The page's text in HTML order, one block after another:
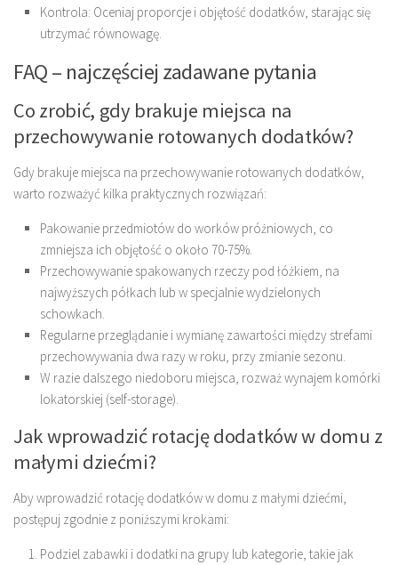
Kontrola: Oceniaj proporcje i objętość dodatków, starając się
utrzymać równowagę.
FAQ – najczęściej zadawane pytania
Co zrobić, gdy brakuje miejsca na
przechowywanie rotowanych dodatków?
Gdy brakuje miejsca na przechowywanie rotowanych dodatków,
warto rozważyć kilka praktycznych rozwiązań:
Pakowanie przedmiotów do worków próżniowych, co
zmniejsza ich objętość o około 70-75%.
Przechowywanie spakowanych rzeczy pod łóżkiem, na
najwyższych półkach lub w specjalnie wydzielonych
schowkach.
Regularne przeglądanie i wymianę zawartości między strefami
przechowywania dwa razy w roku, przy zmianie sezonu.
W razie dalszego niedoboru miejsca, rozważ wynajem komórki
lokatorskiej (self-storage).
Jak wprowadzić rotację dodatków w domu z
małymi dziećmi?
Aby wprowadzić rotację dodatków w domu z małymi dziećmi,
postępuj zgodnie z poniższymi krokami:
Podziel zabawki i dodatki na grupy lub kategorie, takie jak